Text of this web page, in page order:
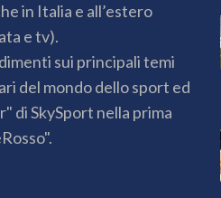
in Italia e all’estero
e tv).
sui principali temi
del mondo dello sport ed
di SkySport nella prima